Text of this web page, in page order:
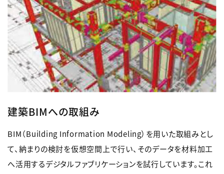
建築BIMへの取組み
BIM（Building Information Modeling）を用いた取組みとし
て、納まりの検討を仮想空間上で行い、そのデータを材料加工
へ活用するデジタルファブリケーションを試行しています。これ